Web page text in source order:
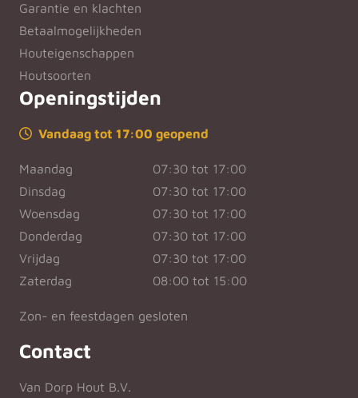
Garantie en klachten
Betaalmogelijkheden
Houteigenschappen
Houtsoorten
Openingstijden
Vandaag tot 17:00 geopend
Maandag
07:30 tot 17:00
Dinsdag
07:30 tot 17:00
Woensdag
07:30 tot 17:00
Donderdag
07:30 tot 17:00
Vrijdag
07:30 tot 17:00
Zaterdag
08:00 tot 15:00
Zon- en feestdagen gesloten
Contact
Van Dorp Hout B.V.